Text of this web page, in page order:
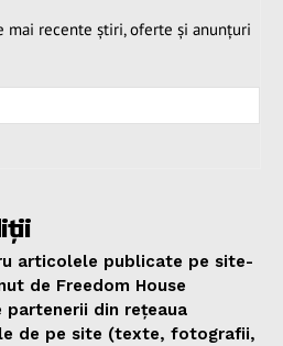
mai recente știri, oferte și anunțuri
articolele publicate pe site-
de Freedom House
partenerii din rețeaua
de pe site (texte, fotografii,